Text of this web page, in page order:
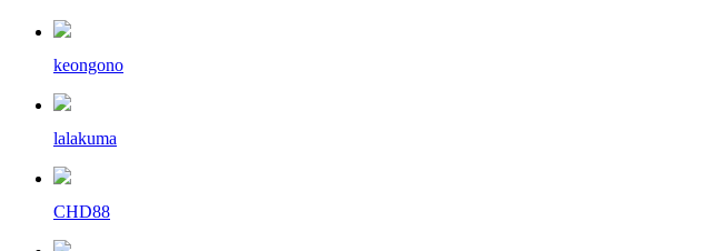
keongono
lalakuma
CHD88